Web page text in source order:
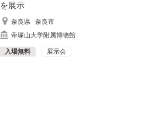
を展示
奈良県
奈良市
帝塚山大学附属博物館
入場無料 展示会